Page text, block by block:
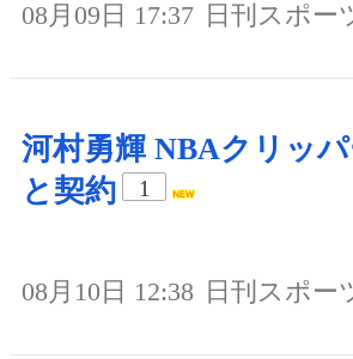
08月09日 17:37 日刊スポー
河村勇輝 NBAクリッ
と契約
1
08月10日 12:38 日刊スポー